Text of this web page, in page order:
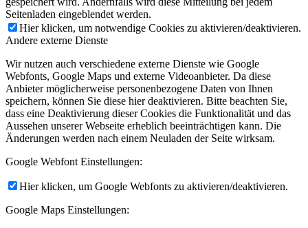
Seitenladen eingeblendet werden.
Hier klicken, um notwendige Cookies zu aktivieren/deaktivieren.
Andere externe Dienste
Wir nutzen auch verschiedene externe Dienste wie Google
Webfonts, Google Maps und externe Videoanbieter. Da diese
Anbieter möglicherweise personenbezogene Daten von Ihnen
speichern, können Sie diese hier deaktivieren. Bitte beachten Sie,
dass eine Deaktivierung dieser Cookies die Funktionalität und das
Aussehen unserer Webseite erheblich beeinträchtigen kann. Die
Änderungen werden nach einem Neuladen der Seite wirksam.
Google Webfont Einstellungen:
Hier klicken, um Google Webfonts zu aktivieren/deaktivieren.
Google Maps Einstellungen: